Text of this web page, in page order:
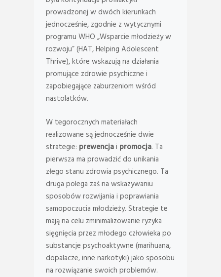
prowadzonej w dwóch kierunkach
jednocześnie, zgodnie z wytycznymi
programu WHO „Wsparcie młodzieży w
rozwoju” (HAT, Helping Adolescent
Thrive), które wskazują na działania
promujące zdrowie psychiczne i
zapobiegające zaburzeniom wśród
nastolatków.
W tegorocznych materiałach
realizowane są jednocześnie dwie
strategie: prewencjai promocja. Ta
pierwsza ma prowadzić do unikania
złego stanu zdrowia psychicznego. Ta
druga polega zaś na wskazywaniu
sposobów rozwijania i poprawiania
samopoczucia młodzieży. Strategie te
mają na celu zminimalizowanie ryzyka
sięgnięcia przez młodego człowieka po
substancje psychoaktywne (marihuana,
dopalacze, inne narkotyki) jako sposobu
na rozwiązanie swoich problemów.